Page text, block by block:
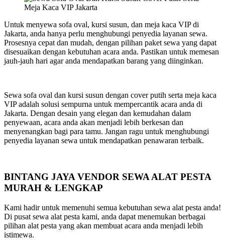
Untuk menyewa sofa oval, kursi susun, dan meja kaca VIP di
Jakarta, anda hanya perlu menghubungi penyedia layanan sewa.
Prosesnya cepat dan mudah, dengan pilihan paket sewa yang dapat
disesuaikan dengan kebutuhan acara anda. Pastikan untuk memesan
jauh-jauh hari agar anda mendapatkan barang yang diinginkan.
Sewa sofa oval dan kursi susun dengan cover putih serta meja kaca
VIP adalah solusi sempurna untuk mempercantik acara anda di
Jakarta. Dengan desain yang elegan dan kemudahan dalam
penyewaan, acara anda akan menjadi lebih berkesan dan
menyenangkan bagi para tamu. Jangan ragu untuk menghubungi
penyedia layanan sewa untuk mendapatkan penawaran terbaik.
BINTANG JAYA VENDOR SEWA ALAT PESTA
MURAH & LENGKAP
Kami hadir untuk memenuhi semua kebutuhan sewa alat pesta anda!
Di pusat sewa alat pesta kami, anda dapat menemukan berbagai
pilihan alat pesta yang akan membuat acara anda menjadi lebih
istimewa.